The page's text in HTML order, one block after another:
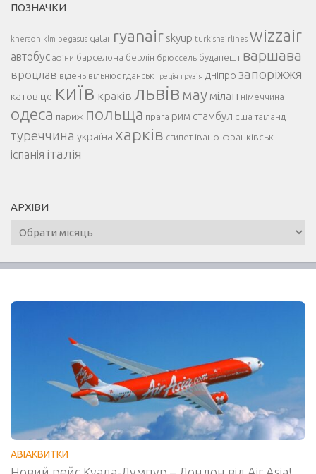
ПОЗНАЧКИ
kherson klm pegasus qatar ryanair skyup turkishairlines wizzair
автобус афіни барселона берлін брюссель будапешт варшава
вроцлав відень вільнюс гданськ греція грузія дніпро запоріжжя
катовіце київ краків львів мау мілан німеччина
одеса париж польща прага рим стамбул сша таїланд
туреччина україна харків єгипет івано-франківськ
іспанія італія
АРХІВИ
Архіви
АВІАКВИТКИ